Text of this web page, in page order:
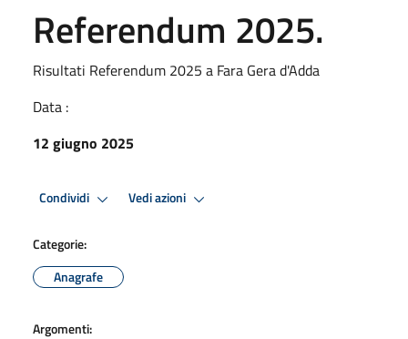
Referendum 2025.
Risultati Referendum 2025 a Fara Gera d'Adda
Data :
12 giugno 2025
Condividi Vedi azioni
Categorie:
Anagrafe
Argomenti: